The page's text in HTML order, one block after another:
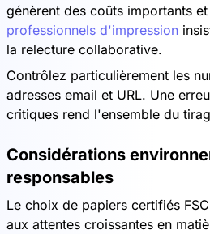
génèrent des coûts importants
professionnels d'impression
la relecture collaborative.
Contrôlez particulièrement les
adresses email et URL. Une
critiques rend l'ensemble du
Considérations
responsables
Le choix de papiers certifiés
aux attentes croissantes en